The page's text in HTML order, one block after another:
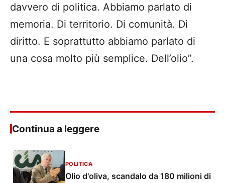
davvero di politica. Abbiamo parlato di
memoria. Di territorio. Di comunità. Di
diritto. E soprattutto abbiamo parlato di
una cosa molto più semplice. Dell’olio”.
Continua a leggere
POLITICA
Olio d'oliva, scandalo da 180 milioni di